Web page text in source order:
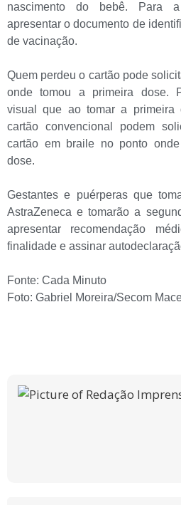
nascimento do bebê. Para
apresentar o documento de
de vacinação.
Quem perdeu o cartão pode
onde tomou a primeira dose.
visual que ao tomar a primeira
cartão convencional podem
cartão em braile no ponto
dose.
Gestantes e puérperas que
AstraZeneca e tomarão a
apresentar recomendação
finalidade e assinar
Fonte: Cada Minuto
Foto: Gabriel Moreira/Secom